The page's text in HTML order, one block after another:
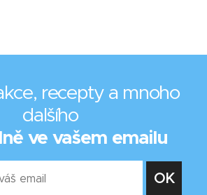
recepty a mnoho
dalšího
ve vašem emailu